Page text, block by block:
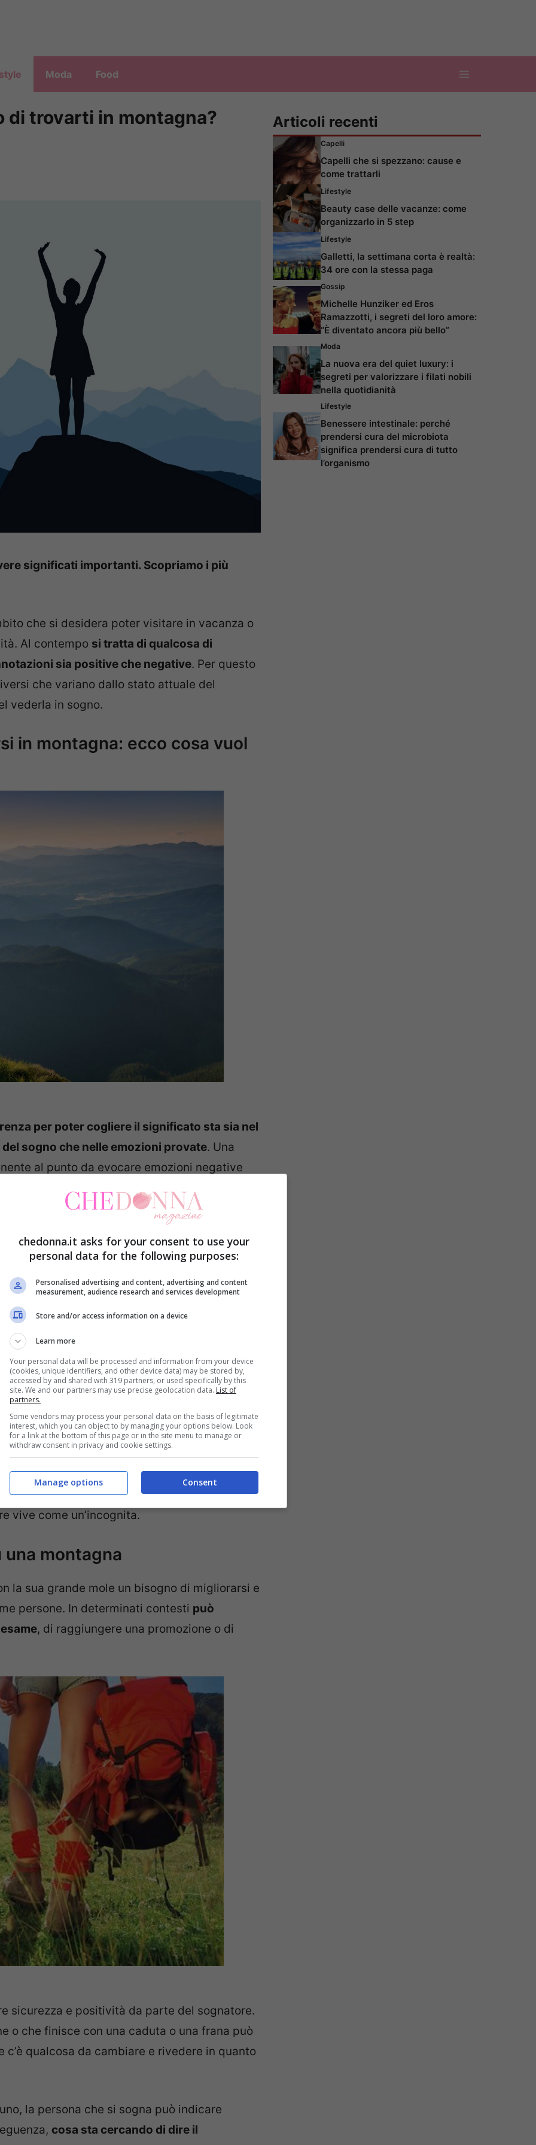
Moda Food
di trovarti in montagna?
significati importanti. Scopriamo i più
che si desidera poter visitare in vacanza o
Al contempo si tratta di qualcosa di
sia positive che negative. Per questo
che variano dallo stato attuale del
vederla in sogno.
in montagna: ecco cosa vuol
per poter cogliere il significato sta sia nel
sogno che nelle emozioni provate. Una
al punto da evocare emozioni negative
spesso un miglioramento del proprio essere.
nello specifico.
monti
in montagna, probabilmente si sente il
Al contempo
di migliore. Cosa che solitamente avviene
si può vedere il mondo farsi più piccolo,
di maturità? Ecco cosa vuol dire
ed è fatto di strade ripide e pericolose,
quello di una paura che si sta provando
vive come un’incognita.
una montagna
la sua grande mole un bisogno di migliorarsi e
persone. In determinati contesti può
, di raggiungere una promozione o di
sicurezza e positività da parte del sognatore.
o che finisce con una caduta o una frana può
qualcosa da cambiare e rivedere in quanto
la persona che si sogna può indicare
cosa sta cercando di dire il
Articoli recenti
Capelli
Capelli che si spezzano: cause e
come trattarli
Lifestyle
Beauty case delle vacanze: come
organizzarlo in 5 step
Lifestyle
Galletti, la settimana corta è realtà:
34 ore con la stessa paga
Gossip
Michelle Hunziker ed Eros
Ramazzotti, i segreti del loro amore:
“È diventato ancora più bello”
Moda
La nuova era del quiet luxury: i
segreti per valorizzare i filati nobili
nella quotidianità
Lifestyle
Benessere intestinale: perché
prendersi cura del microbiota
significa prendersi cura di tutto
l’organismo
chedonna.it asks for your consent to use your
personal data for the following purposes:
Personalised advertising and content, advertising and content
measurement, audience research and services development
Store and/or access information on a device
Learn more
Your personal data will be processed and information from your device
(cookies, unique identifiers, and other device data) may be stored by,
accessed by and shared with 319 partners, or used specifically by this
site. We and our partners may use precise geolocation data. List of
partners.
Some vendors may process your personal data on the basis of legitimate
interest, which you can object to by managing your options below. Look
for a link at the bottom of this page or in the site menu to manage or
withdraw consent in privacy and cookie settings.
Consent
Manage options